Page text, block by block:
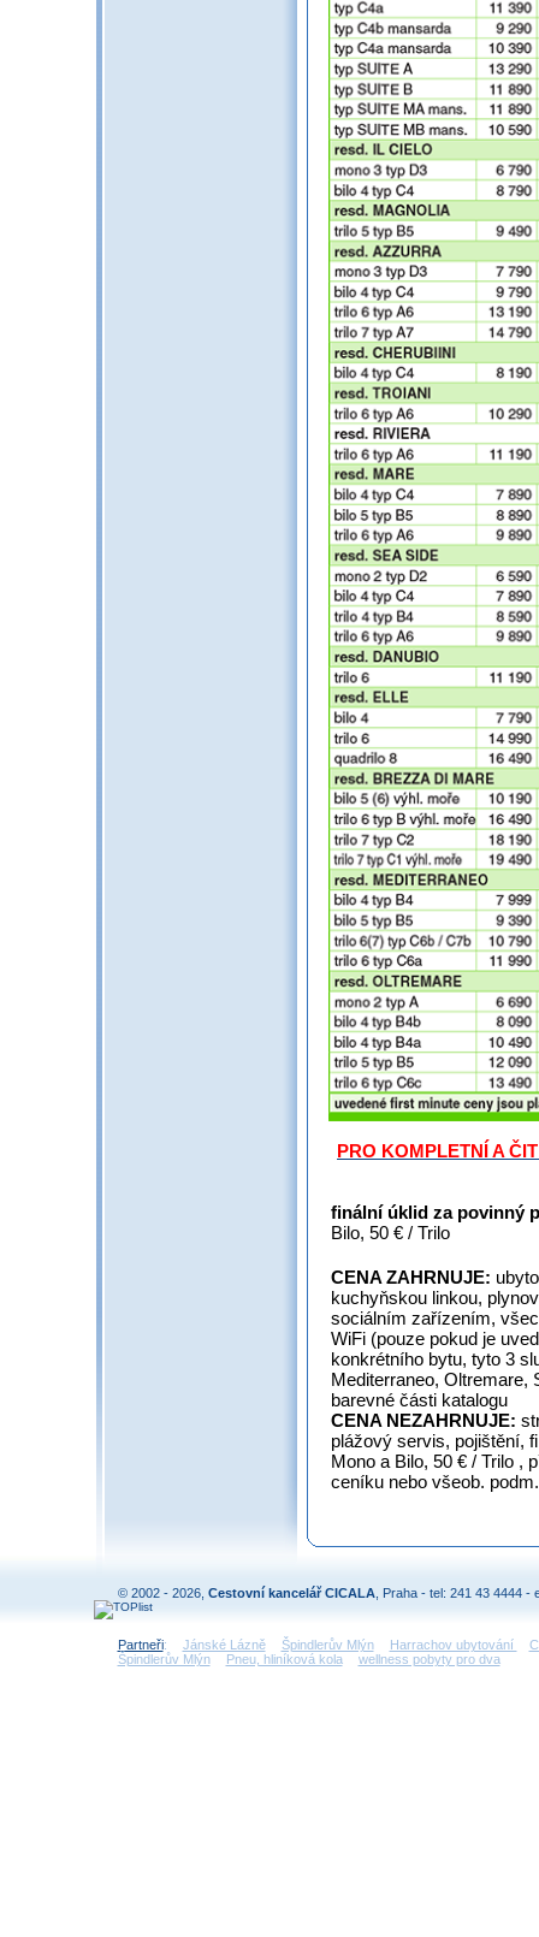
PRO KOMPLETNÍ A
finální úklid za povinný
Bilo, 50 € / Trilo
CENA ZAHRNUJE:
kuchyňskou linkou,
sociálním zařízením,
WiFi (pouze pokud je
konkrétního bytu, tyto 3
Mediterraneo, Oltremare,
barevné části
CENA NEZAHRNUJE:
plážový servis, pojištění,
Mono a Bilo, 50 € / Trilo ,
ceníku nebo všeob.
© 2002 - 2026, Cestovní kancelář CICALA , Praha - tel: 241 43 4444 -
Partneři: Jánské Lázně Špindlerův Mlýn Harrachov ubytování
Špindlerův Mlýn
Pneu, hliníková kola wellness pobyty pro dva